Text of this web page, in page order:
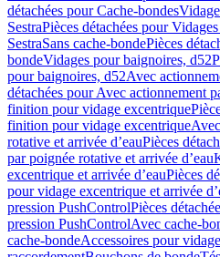
détachées pour Cache-bondes
SestraPièces détachées pour
SestraSans cache-bondePièces
bondeVidages pour baignoires, d52
pour baignoires, d52Avec
détachées pour Avec actionnement
finition pour vidage excentrique
finition pour vidage excentrique
rotative et arrivée d’eauPièces
par poignée rotative et arrivée d’eau
excentrique et arrivée d’eauPièces
pour vidage excentrique et arrivée
pression PushControlPièces
pression PushControlAvec cache-
cache-bondeAccessoires pour